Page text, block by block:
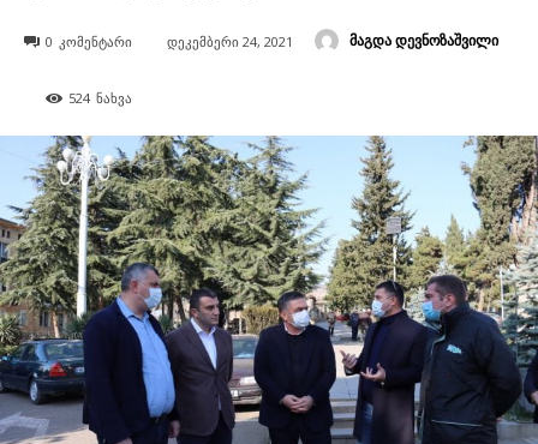
მაგდა დევნოზაშვილი
დეკემბერი 24, 2021
0 კომენტარი
524 ნახვა